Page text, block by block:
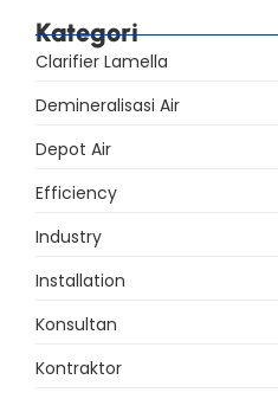
Kategori
Clarifier Lamella
Demineralisasi Air
Depot Air
Efficiency
Industry
Installation
Konsultan
Kontraktor